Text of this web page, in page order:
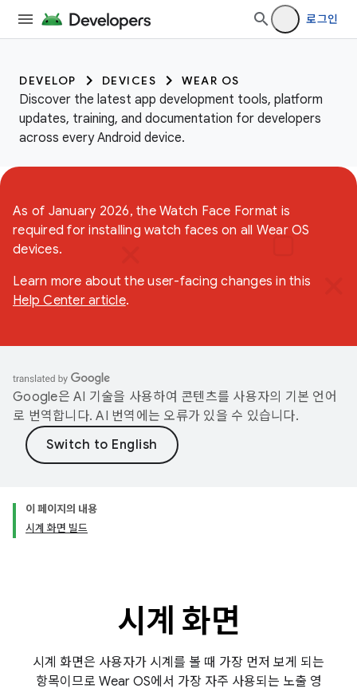
로그인
DEVELOP DEVICES WEAR OS
Discover the latest app development tools, platform
updates, training, and documentation for developers
across every Android device.
As of January 2026, the Watch Face Format is
required for installing watch faces on all Wear OS
devices.
Learn more about the user-facing changes in this
Help Center article.
Google은 AI 기술을 사용하여 콘텐츠를 사용자의 기본 언어
로 번역합니다. AI 번역에는 오류가 있을 수 있습니다.
이 페이지의 내용
시계 화면 빌드
시계 화면
시계 화면은 사용자가 시계를 볼 때 가장 먼저 보게 되는
항목이므로 Wear OS에서 가장 자주 사용되는 노출 영